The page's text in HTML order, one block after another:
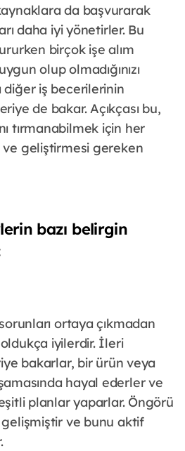
da başvurarak
daha iyi yönetirler. Bu
birçok işe alım
olup olmadığınızı
diğer iş becerilerinin
de bakar. Açıkçası bu,
tırmanabilmek için her
ve geliştirmesi gereken
bazı belirgin
ortaya çıkmadan
iyilerdir. İleri
bakarlar, bir ürün veya
hayal ederler ve
planlar yaparlar. Öngörü
ve bunu aktif